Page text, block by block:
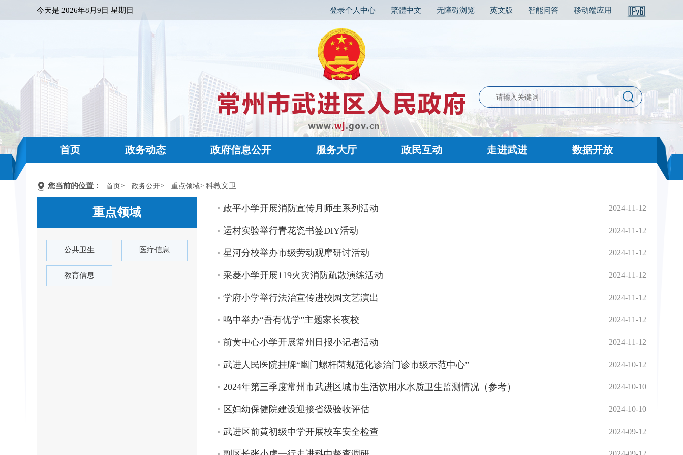
今天是 2026年8月9日 星期日 登录个人中心 繁體中文 无障碍浏览 英文版 智能问答 移动端应用
首页 政务动态 政府信息公开 服务大厅 政民互动 走进武进 数据开放
您当前的位置： 首页> 政务公开> 重点领域> 科教文卫
重点领域
公共卫生 医疗信息
教育信息
政平小学开展消防宣传月师生系列活动 2024-11-12
运村实验举行青花瓷书签DIY活动 2024-11-12
星河分校举办市级劳动观摩研讨活动 2024-11-12
采菱小学开展119火灾消防疏散演练活动 2024-11-12
学府小学举行法治宣传进校园文艺演出 2024-11-12
鸣中举办“吾有优学”主题家长夜校 2024-11-12
前黄中心小学开展常州日报小记者活动 2024-11-12
武进人民医院挂牌“幽门螺杆菌规范化诊治门诊市级示范中心” 2024-10-12
2024年第三季度常州市武进区城市生活饮用水水质卫生监测情况（参考） 2024-10-10
区妇幼保健院建设迎接省级验收评估 2024-10-10
武进区前黄初级中学开展校车安全检查 2024-09-12